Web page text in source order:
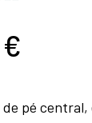
€
de pé